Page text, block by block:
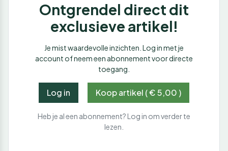
Ontgrendel direct dit
exclusieve artikel!
Je mist waardevolle inzichten. Log in met je
account of neem een abonnement voor directe
toegang.
Log in Koop artikel ( € 5,00 )
Heb je al een abonnement? Log in om verder te
lezen.